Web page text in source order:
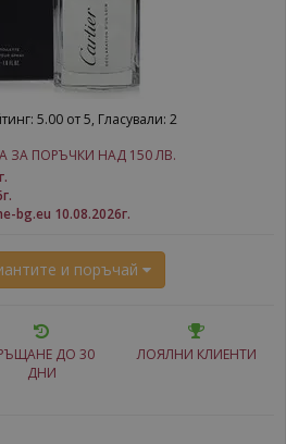
5.00от 5, Гласували: 2
ЗА ПОРЪЧКИ НАД 150 ЛВ.
bg.eu 10.08.2026г.
и поръчай
ДО 30
ДНИ
ЛОЯЛНИ КЛИЕНТИ